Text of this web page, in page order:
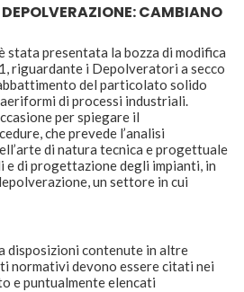
CAMBIANO
stata presentata la bozza di modifica
riguardante i Depolveratori a secco
del particolato solido
di processi industriali.
per spiegare il
che prevede l’analisi
di natura tecnica e progettuale
di progettazione degli impianti, in
un settore in cui
disposizioni contenute in altre
normativi devono essere citati nei
e puntualmente elencati